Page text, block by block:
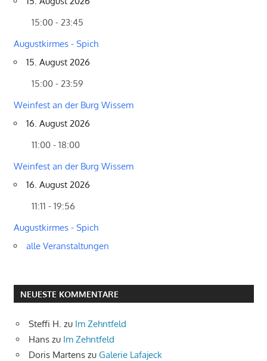
15:00 - 23:45
Augustkirmes - Spich
15. August 2026
15:00 - 23:59
Weinfest an der Burg Wissem
16. August 2026
11:00 - 18:00
Weinfest an der Burg Wissem
16. August 2026
11:11 - 19:56
Augustkirmes - Spich
alle Veranstaltungen
NEUESTE KOMMENTARE
Steffi H. zu Im Zehntfeld
Hans zu Im Zehntfeld
Doris Martens zu Galerie Lafajeck